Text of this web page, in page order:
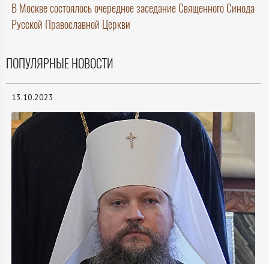
В Москве состоялось очередное заседание Священного Синода
Русской Православной Церкви
ПОПУЛЯРНЫЕ НОВОСТИ
13.10.2023